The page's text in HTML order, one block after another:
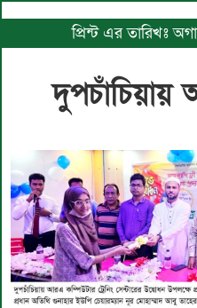
প্রিন্ট এর তারিখঃ
দুপচাঁচিয়ায়